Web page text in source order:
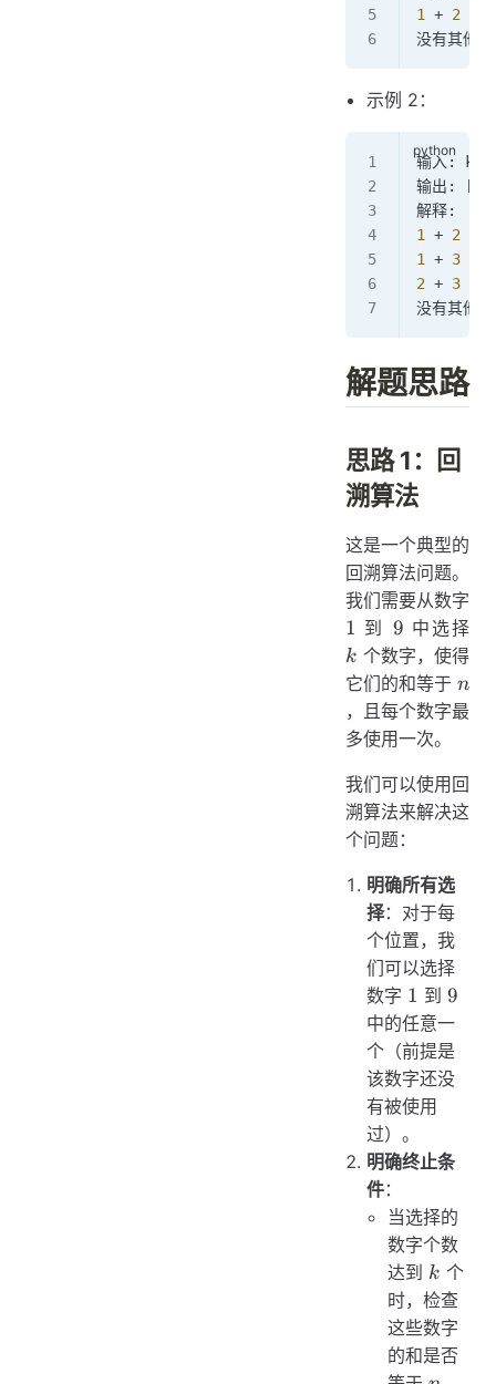
1
+ 2
没有其他
示例 2：
输入: k
输出: [[
解释:
1
+ 2
1
+ 3
2 + 3
没有其他
解题思路
思路 1：回
溯算法
这是一个典型的
回溯算法问题。
我们需要从数字
1
1 到 9
9 中选择
k 个数字，使得
它们的和等于 n
n
，且每个数字最
多使用一次。
我们可以使用回
溯算法来解决这
个问题：
明确所有选
择：对于每
个位置，我
们可以选择
数字 1
1 到9
9
中的任意一
个（前提是
该数字还没
有被使用
过）。
明确终止条
件：
当选择的
数字个数
达到 k
k 个
时，检查
这些数字
的和是否